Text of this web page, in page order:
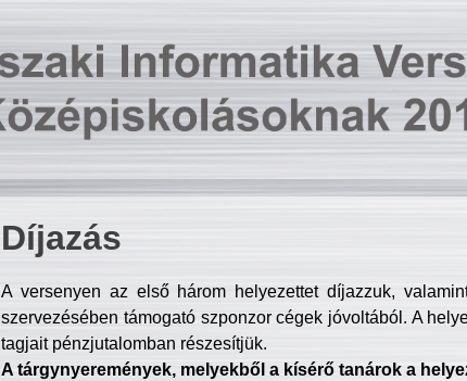
Díjazás
A versenyen az első három helyezettet díjazzuk,
szervezésében támogató szponzor cégek jóvoltából. A
tagjait pénzjutalomban részesítjük.
A tárgynyeremények, melyekből a kísérő tanárok a